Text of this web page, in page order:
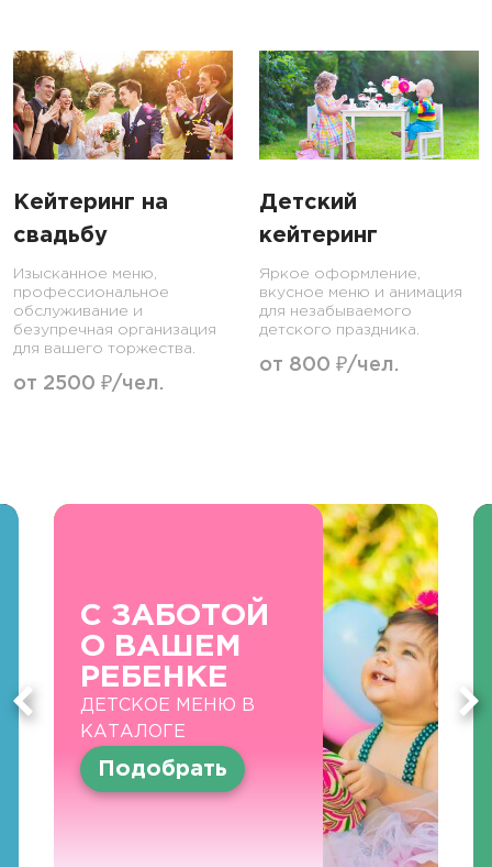
Кейтеринг на
свадьбу
Изысканное меню,
профессиональное
обслуживание и
безупречная организация
для вашего торжества.
от 2500 ₽/чел.
Детский
кейтеринг
Яркое оформление,
вкусное меню и анимация
для незабываемого
детского праздника.
от 800 ₽/чел.
С ЗАБОТОЙ
О ВАШЕМ
РЕБЕНКЕ
ДЕТСКОЕ МЕНЮ В
КАТАЛОГЕ
Подобрать